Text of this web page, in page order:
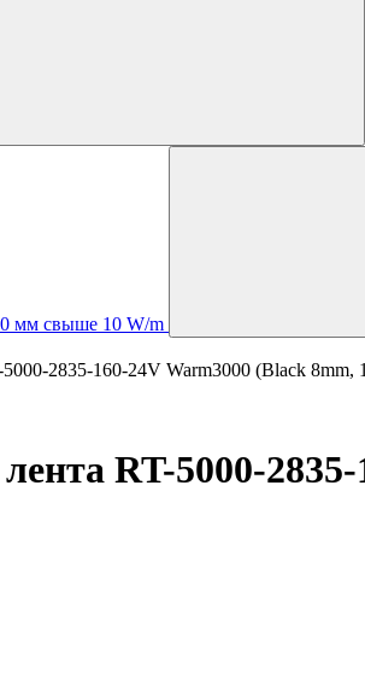
мм свыше 10 W/m
5000-2835-160-24V Warm3000 (Black
RT-5000-